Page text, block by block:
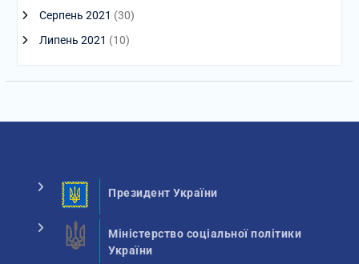
Серпень 2021 (30)
Липень 2021 (10)
Президент України
Міністерство соціальної політики
України